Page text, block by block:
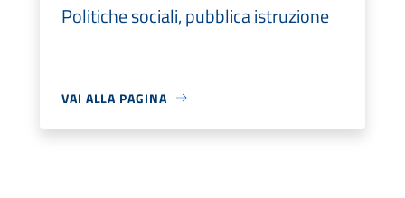
Politiche sociali, pubblica istruzione
VAI ALLA PAGINA